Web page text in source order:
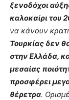
ξενοδόχοι
καλοκαίρι του
να κάνουν
Τουρκίας δεν
στην Ελλάδα,
μεσαίας
προσφέρει
θέρετρα.